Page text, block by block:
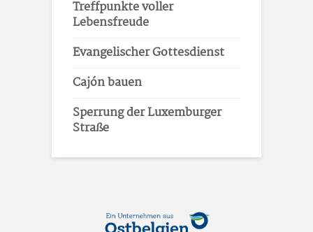
Treffpunkte voller
Lebensfreude
Evangelischer Gottesdienst
Cajón bauen
Sperrung der Luxemburger
Straße